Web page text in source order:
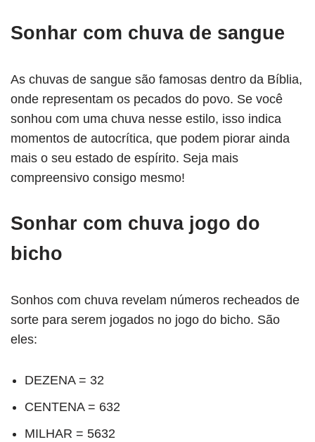
Sonhar com chuva de sangue
As chuvas de sangue são famosas dentro da Bíblia,
onde representam os pecados do povo. Se você
sonhou com uma chuva nesse estilo, isso indica
momentos de autocrítica, que podem piorar ainda
mais o seu estado de espírito. Seja mais
compreensivo consigo mesmo!
Sonhar com chuva jogo do
bicho
Sonhos com chuva revelam números recheados de
sorte para serem jogados no jogo do bicho. São
eles:
DEZENA = 32
CENTENA = 632
MILHAR = 5632